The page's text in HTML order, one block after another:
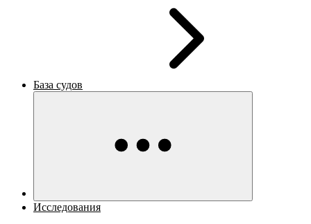
База судов
Исследования